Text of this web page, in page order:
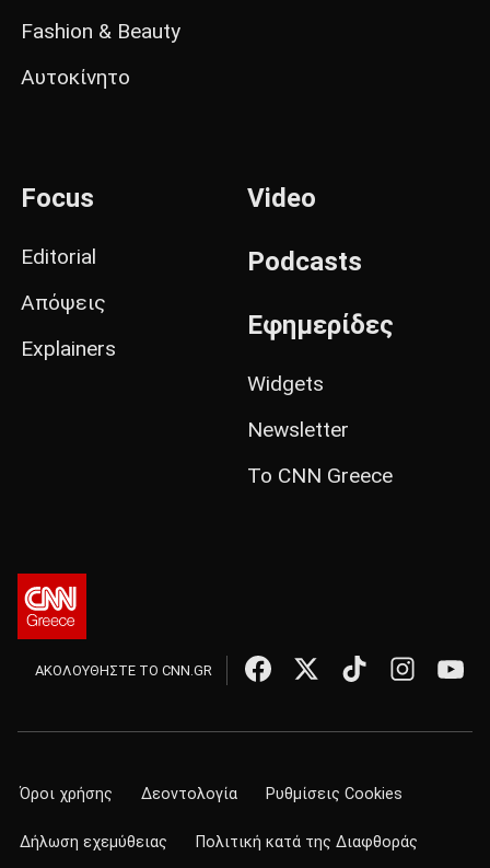
Fashion & Beauty
Αυτοκίνητο
Focus
Editorial
Απόψεις
Explainers
Video
Podcasts
Εφημερίδες
Widgets
Newsletter
Το CNN Greece
ΑΚΟΛΟΥΘΗΣΤΕ ΤΟ CNN.GR
Όροι χρήσης Δεοντολογία Ρυθμίσεις Cookies
Δήλωση εχεμύθειας Πολιτική κατά της Διαφθοράς